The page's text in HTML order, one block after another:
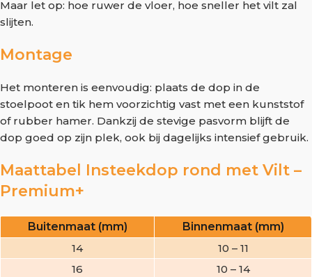
Maar let op: hoe ruwer de vloer, hoe sneller het vilt zal
slijten.
Montage
Het monteren is eenvoudig: plaats de dop in de
stoelpoot en tik hem voorzichtig vast met een kunststof
of rubber hamer. Dankzij de stevige pasvorm blijft de
dop goed op zijn plek, ook bij dagelijks intensief gebruik.
Maattabel Insteekdop rond met Vilt –
Premium+
Buitenmaat (mm)
Binnenmaat (mm)
14
10 – 11
16
10 – 14